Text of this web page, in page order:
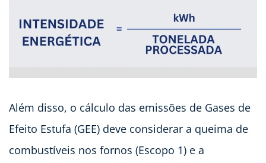
Além disso, o cálculo das emissões de Gases de
Efeito Estufa (GEE) deve considerar a queima de
combustíveis nos fornos (Escopo 1) e a